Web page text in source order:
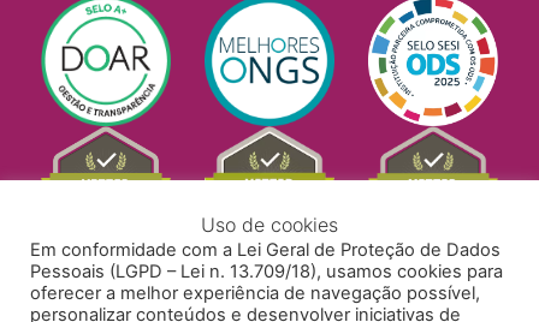
Uso de cookies
Em conformidade com a Lei Geral de Proteção de Dados
Pessoais (LGPD – Lei n. 13.709/18), usamos cookies para
oferecer a melhor experiência de navegação possível,
personalizar conteúdos e desenvolver iniciativas de